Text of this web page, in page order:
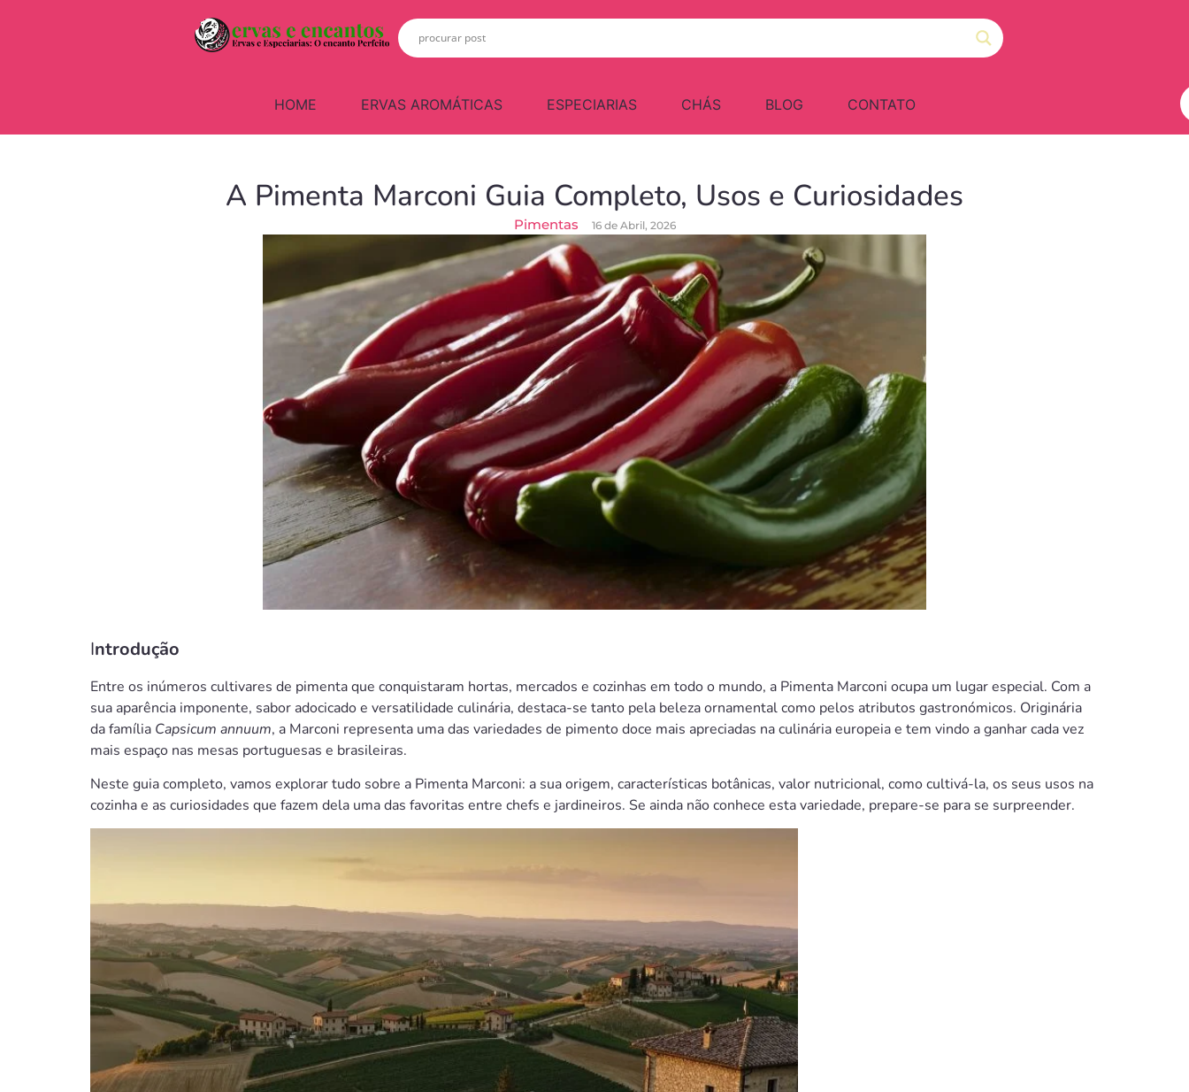
HOME ERVAS AROMÁTICAS ESPECIARIAS CHÁS BLOG CONTATO
A Pimenta Marconi Guia Completo, Usos e Curiosidades
Pimentas 16 de Abril, 2026
Introdução
Entre os inúmeros cultivares de pimenta que conquistaram hortas, mercados e cozinhas em todo o mundo, a Pimenta Marconi ocupa um lugar especial. Com a
sua aparência imponente, sabor adocicado e versatilidade culinária, destaca-se tanto pela beleza ornamental como pelos atributos gastronómicos. Originária
da família Capsicum annuum, a Marconi representa uma das variedades de pimento doce mais apreciadas na culinária europeia e tem vindo a ganhar cada vez
mais espaço nas mesas portuguesas e brasileiras.
Neste guia completo, vamos explorar tudo sobre a Pimenta Marconi: a sua origem, características botânicas, valor nutricional, como cultivá-la, os seus usos na
cozinha e as curiosidades que fazem dela uma das favoritas entre chefs e jardineiros. Se ainda não conhece esta variedade, prepare-se para se surpreender.